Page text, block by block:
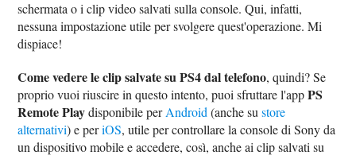
schermata o i clip video salvati sulla console. Qui, infatti,
nessuna impostazione utile per svolgere quest'operazione. Mi
dispiace!
Come vedere le clip salvate su PS4 dal telefono, quindi? Se
proprio vuoi riuscire in questo intento, puoi sfruttare l'appPS
Remote Playdisponibile perAndroid (anche sustore
alternativi) e periOS, utile per controllare la console di Sony da
un dispositivo mobile e accedere, così, anche ai clip salvati su